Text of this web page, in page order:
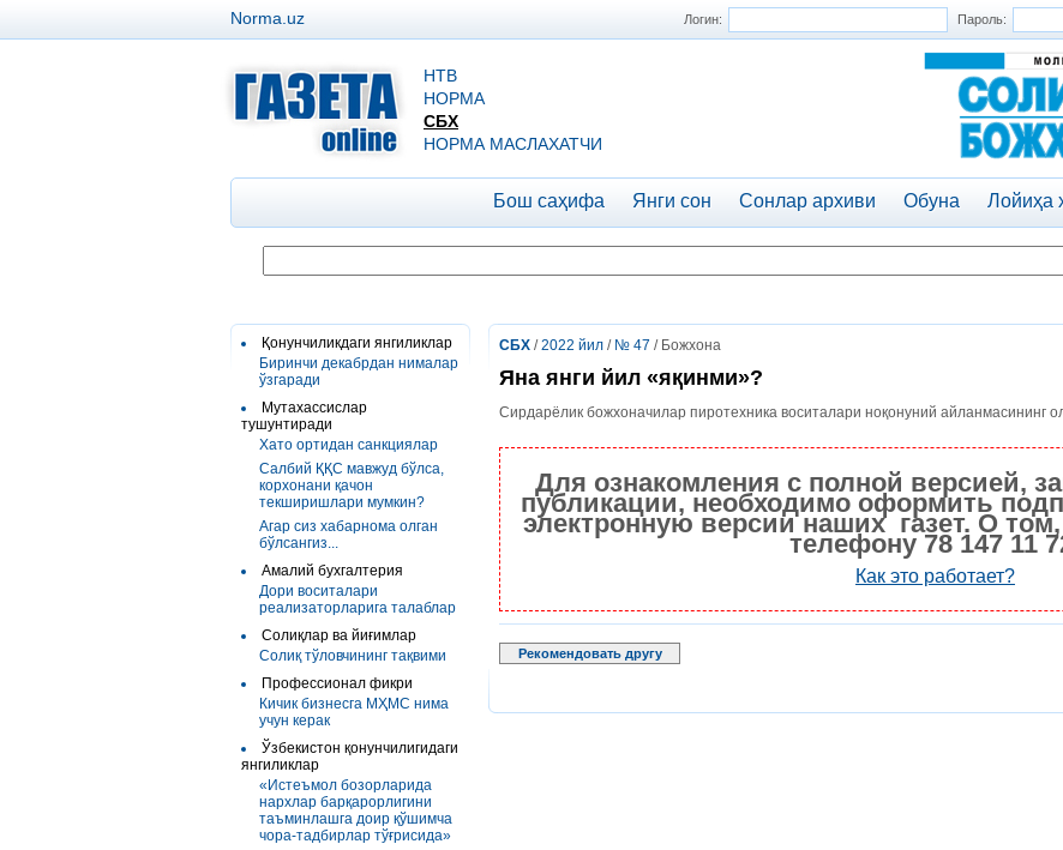
Логин: Пароль:
Norma.uz
НТВ
НОРМА
СБХ
НОРМА МАСЛАХАТЧИ
Бош саҳифа Янги сон Сонлар архиви Обуна Лойиҳа
Қонунчиликдаги янгиликлар
Биринчи декабрдан нималар
ўзгаради
Мутахассислар
тушунтиради
Хато ортидан санкциялар
Салбий ҚҚС мавжуд бўлса,
корхонани қачон
текширишлари мумкин?
Агар сиз хабарнома олган
бўлсангиз...
Амалий бухгалтерия
Дори воситалари
реализаторларига талаблар
Солиқлар ва йиғимлар
Солиқ тўловчининг тақвими
Профессионал фикри
Кичик бизнесга МҲМС нима
учун керак
Ўзбекистон қонунчилигидаги
янгиликлар
«Истеъмол бозорларида
нархлар барқарорлигини
таъминлашга доир қўшимча
чора-тадбирлар тўғрисида»
СБХ /2022 йил / № 47 / Божхона
Яна янги йил «яқинми»?
Сирдарёлик божхоначилар пиротехника воситалари ноқонуний айланмасининг
Для ознакомления с полной версией,
публикации, необходимо оформить
электронную версии наших газет. О
телефону 78 147 11
Как это работает?
Рекомендовать другу